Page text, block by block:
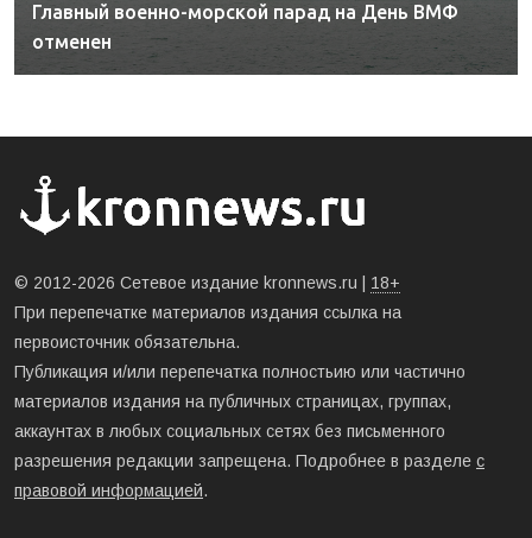
Главный военно-морской парад на День ВМФ
отменен
© 2012-2026 Сетевое издание kronnews.ru | 18+
При перепечатке материалов издания ссылка на
первоисточник обязательна.
Публикация и/или перепечатка полностьию или частично
материалов издания на публичных страницах, группах,
аккаунтах в любых социальных сетях без письменного
разрешения редакции запрещена. Подробнее в разделе с
правовой информацией.